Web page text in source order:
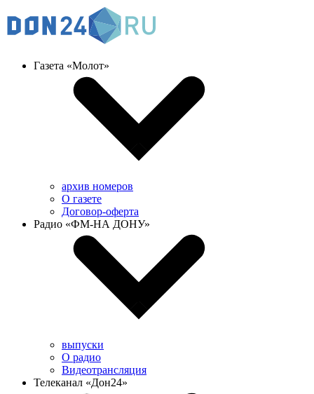
Газета «Молот»
архив номеров
О газете
Договор-оферта
Радио «ФМ-НА ДОНУ»
выпуски
О радио
Видеотрансляция
Телеканал «Дон24»